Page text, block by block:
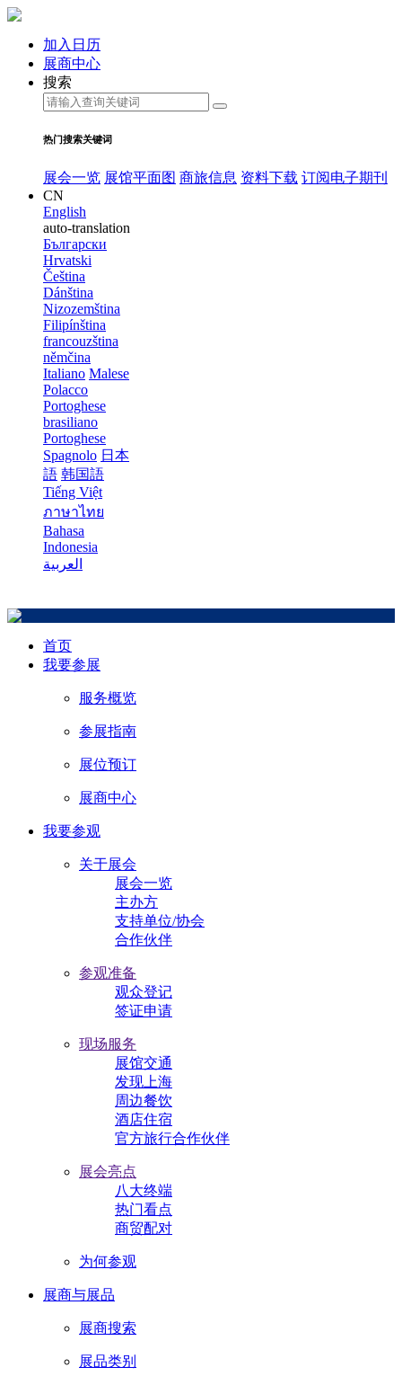
加入日历
展商中心
搜索
热门搜索关键词
展会一览 展馆平面图 商旅信息 资料下载 订阅电子期刊
CN
English
auto-translation
Български
Hrvatski
Čeština
Dánština
Nizozemština
Filipínština
francouzština
němčina
Italiano Malese
Polacco
Portoghese
brasiliano
Portoghese
Spagnolo 日本
語 韩国語
Tiếng Việt
ภาษาไทย
Bahasa
Indonesia
العربية
首页
我要参展
服务概览
参展指南
展位预订
展商中心
我要参观
关于展会
展会一览
主办方
支持单位/协会
合作伙伴
参观准备
观众登记
签证申请
现场服务
展馆交通
发现上海
周边餐饮
酒店住宿
官方旅行合作伙伴
展会亮点
八大终端
热门看点
商贸配对
为何参观
展商与展品
展商搜索
展品类别